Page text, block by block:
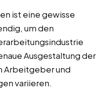
ist eine gewisse
um den
Ausgestaltung der
Arbeitgeber und
variieren.